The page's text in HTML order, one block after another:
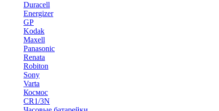
Duracell
Energizer
GP
Kodak
Maxell
Panasonic
Renata
Robiton
Sony
Varta
Космос
CR1/3N